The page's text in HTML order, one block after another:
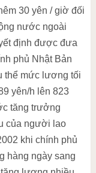
30 yên / giờ đối
nước ngoài
định được đưa
phủ Nhật Bản
thể mức lương tối
yên/h lên 823
tăng trưởng
của người lao
khi chính phủ
hàng ngày sang